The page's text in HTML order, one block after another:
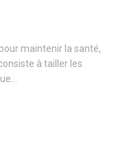
maintenir la santé,
à tailler les